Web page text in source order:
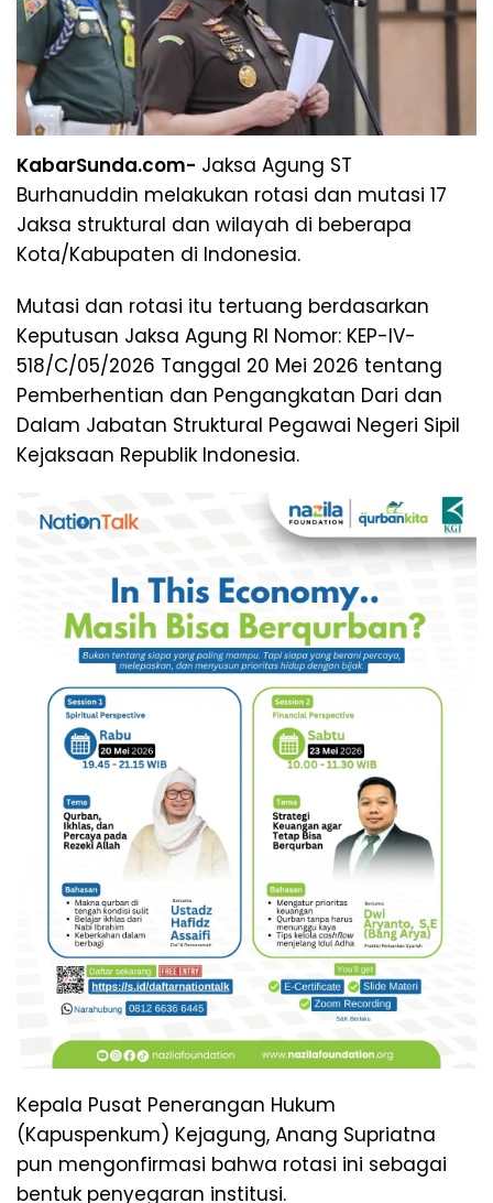
KabarSunda.com- Jaksa Agung ST
Burhanuddin melakukan rotasi dan mutasi 17
Jaksa struktural dan wilayah di beberapa
Kota/Kabupaten di Indonesia.
Mutasi dan rotasi itu tertuang berdasarkan
Keputusan Jaksa Agung RI Nomor: KEP-IV-
518/C/05/2026 Tanggal 20 Mei 2026 tentang
Pemberhentian dan Pengangkatan Dari dan
Dalam Jabatan Struktural Pegawai Negeri Sipil
Kejaksaan Republik Indonesia.
Kepala Pusat Penerangan Hukum
(Kapuspenkum) Kejagung, Anang Supriatna
pun mengonfirmasi bahwa rotasi ini sebagai
bentuk penyegaran institusi.